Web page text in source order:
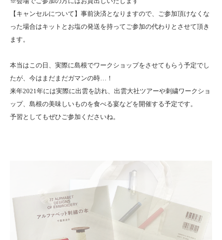
【キャンセルについて】事前決済となりますので、ご参加頂けなくな
った場合はキットとお塩の発送を持ってご参加の代わりとさせて頂き
ます。
本当はこの日、実際に島根でワークショップをさせてもらう予定でし
たが、今はまだまだガマンの時…！
来年2021年には実際に出雲を訪れ、出雲大社ツアーや刺繍ワークショ
ップ、島根の美味しいものを食べる宴などを開催する予定です。
予習としてもぜひご参加くださいね。